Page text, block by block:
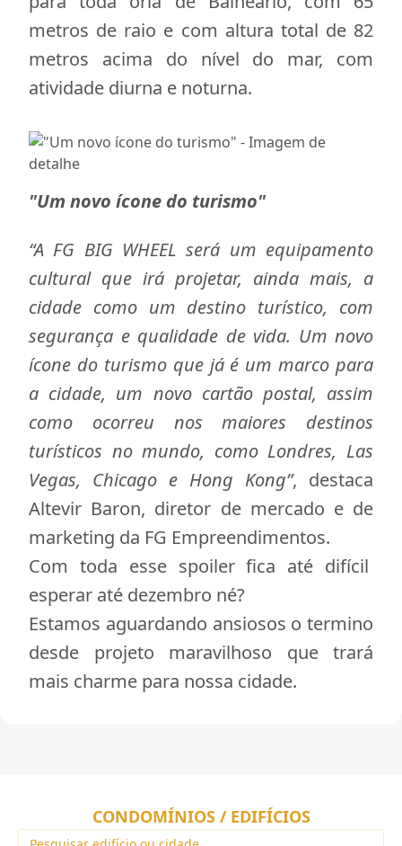
metros de raio e com altura total de 82
metros acima do nível do mar, com
atividade diurna e noturna.
"Um novo ícone do turismo"
“A FG BIG WHEEL será um equipamento
cultural que irá projetar, ainda mais, a
cidade como um destino turístico, com
segurança e qualidade de vida. Um novo
ícone do turismo que já é um marco para
a cidade, um novo cartão postal, assim
como ocorreu nos maiores destinos
turísticos no mundo, como Londres, Las
Vegas, Chicago e Hong Kong”, destaca
Altevir Baron, diretor de mercado e de
marketing da FG Empreendimentos.
Com toda esse spoiler fica até difícil
esperar até dezembro né?
Estamos aguardando ansiosos o termino
desde projeto maravilhoso que trará
mais charme para nossa cidade.
CONDOMÍNIOS / EDIFÍCIOS